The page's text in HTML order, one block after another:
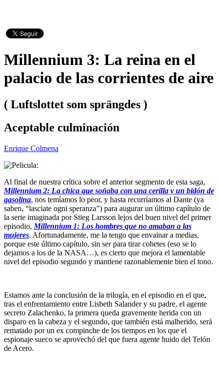
Millennium 3: La reina en el
palacio de las corrientes de aire
( Luftslottet som sprängdes )
Aceptable culminación
Enrique Colmena
Al final de nuestra crítica sobre el anterior segmento de esta saga,
Millennium 2: La chica que soñaba con una cerilla y un bidón de
gasolina, nos temíamos lo peor, y hasta recurríamos al Dante (ya
saben, “lasciate ogni speranza”) para augurar un último capítulo de
la serie imaginada por Stieg Larsson lejos del buen nivel del primer
episodio, Millennium 1: Los hombres que no amaban a las
mujeres. Afortunadamente, me la tengo que envainar a medias,
porque este último capítulo, sin ser para tirar cohetes (eso se lo
dejamos a los de la NASA…), es cierto que mejora el lamentable
nivel del episodio segundo y mantiene razonablemente bien el tono.
Estamos ante la conclusión de la trilogía, en el episodio en el que,
tras el enfrentamiento entre Lisbeth Salander y su padre, el agente
secreto Zalachenko, la primera queda gravemente herida con un
disparo en la cabeza y el segundo, que también está malherido, será
rematado por un ex compinche de los tiempos en los que el
espionaje sueco se aprovechó del que fuera agente huido del Telón
de Acero.